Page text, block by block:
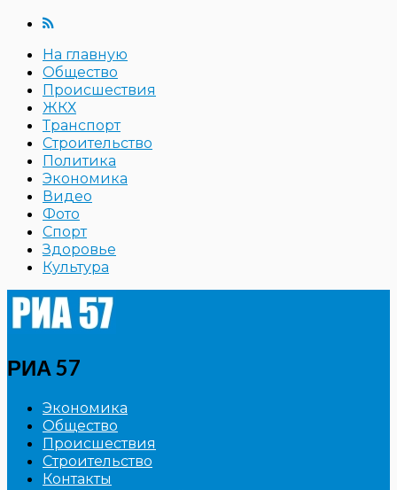
На главную
Общество
Происшествия
ЖКХ
Транспорт
Строительство
Политика
Экономика
Видео
Фото
Спорт
Здоровье
Культура
РИА 57
Экономика
Общество
Происшествия
Строительство
Контакты